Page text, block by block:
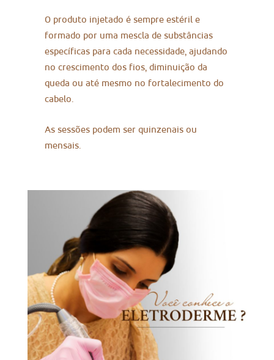
O produto injetado é sempre estéril e
formado por uma mescla de substâncias
específicas para cada necessidade, ajudando
no crescimento dos fios, diminuição da
queda ou até mesmo no fortalecimento do
cabelo.
As sessões podem ser quinzenais ou
mensais.